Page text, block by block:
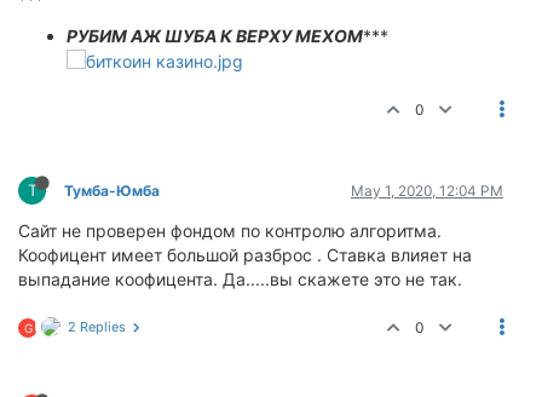
РУБИМ АЖ ШУБА К ВЕРХУ МЕХОМ***
0
Т Тумба-Юмба May 1, 2020, 12:04 PM
Сайт не проверен фондом по контролю алгоритма.
Коофицент имеет большой разброс . Ставка влияет на
выпадание коофицента. Да.....вы скажете это не так.
G 2 Replies 0